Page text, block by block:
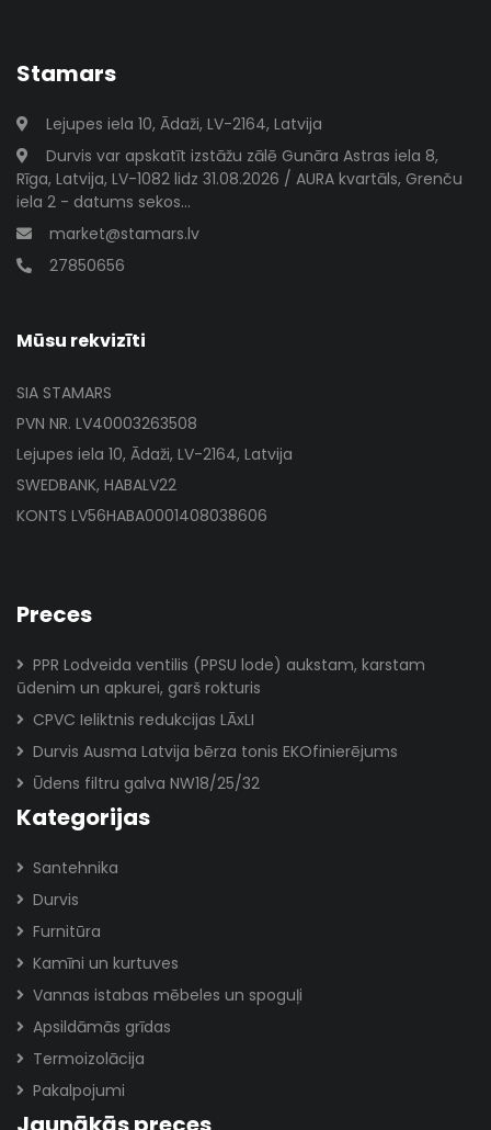
Stamars
Lejupes iela 10, Ādaži, LV-2164, Latvija
Durvis var apskatīt izstāžu zālē Gunāra Astras iela 8,
Rīga, Latvija, LV-1082 lidz 31.08.2026 / AURA kvartāls, Grenču
iela 2 - datums sekos...
market@stamars.lv
27850656
Mūsu rekvizīti
SIA STAMARS
PVN NR. LV40003263508
Lejupes iela 10, Ādaži, LV-2164, Latvija
SWEDBANK, HABALV22
KONTS LV56HABA0001408038606
Preces
PPR Lodveida ventilis (PPSU lode) aukstam, karstam
ūdenim un apkurei, garš rokturis
CPVC Ieliktnis redukcijas LĀxLI
Durvis Ausma Latvija bērza tonis EKOfinierējums
Ūdens filtru galva NW18/25/32
Kategorijas
Santehnika
Durvis
Furnitūra
Kamīni un kurtuves
Vannas istabas mēbeles un spoguļi
Apsildāmās grīdas
Termoizolācija
Pakalpojumi